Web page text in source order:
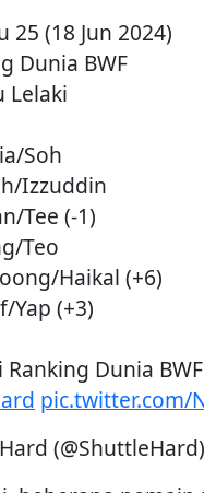
(18 Jun 2024)
Dunia BWF
Lelaki
Soh
Izzuddin
Tee (-1)
Teo
Haikal (+6)
Yap (+3)
Ranking Dunia
pic.twitter.com/
(@ShuttleHard)